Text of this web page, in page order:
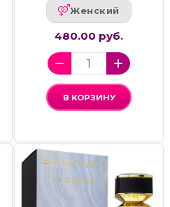
Женский
480.00 руб.
В КОРЗИНУ